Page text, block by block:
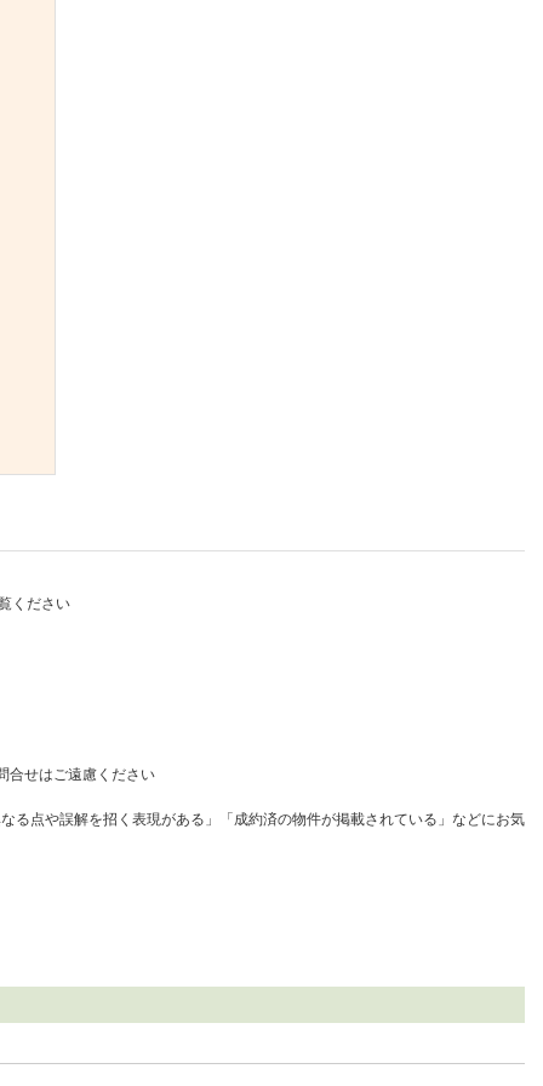
ください
合せはご遠慮ください
る点や誤解を招く表現がある」「成約済の物件が掲載されている」などにお気